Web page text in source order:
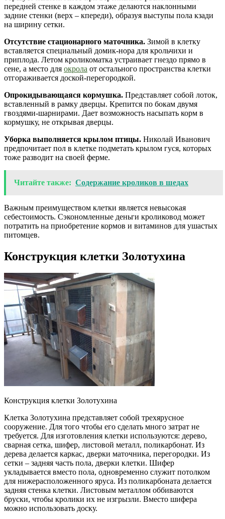
передней стенке в каждом этаже делаются наклонными
задние стенки (верх – кпереди), образуя выступы пола кзади
на ширину сетки.
Отсутствие стационарного маточника. Зимой в клетку
вставляется специальный домик-нора для крольчихи и
приплода. Летом кроликоматка устраивает гнездо прямо в
сене, а место для окрола от остального пространства клетки
отгораживается доской-перегородкой.
Опрокидывающаяся кормушка. Представляет собой лоток,
вставленный в рамку дверцы. Крепится по бокам двумя
гвоздями-шарнирами. Дает возможность насыпать корм в
кормушку, не открывая дверцы.
Уборка выполняется крылом птицы. Николай Иванович
предпочитает пол в клетке подметать крылом гуся, которых
тоже разводит на своей ферме.
Читайте также: Содержание кроликов в шедах
Важным преимуществом клетки является невысокая
себестоимость. Сэкономленные деньги кроликовод может
потратить на приобретение кормов и витаминов для ушастых
питомцев.
Конструкция клетки Золотухина
Конструкция клетки Золотухина
Клетка Золотухина представляет собой трехярусное
сооружение. Для того чтобы его сделать много затрат не
требуется. Для изготовления клетки используются: дерево,
сварная сетка, шифер, листовой металл, поликарбонат. Из
дерева делается каркас, дверки маточника, перегородки. Из
сетки – задняя часть пола, дверки клетки. Шифер
укладывается вместо пола, одновременно служит потолком
для нижерасположенного яруса. Из поликарбоната делается
задняя стенка клетки. Листовым металлом оббиваются
бруски, чтобы кролики их не изгрызли. Вместо шифера
можно использовать доску.